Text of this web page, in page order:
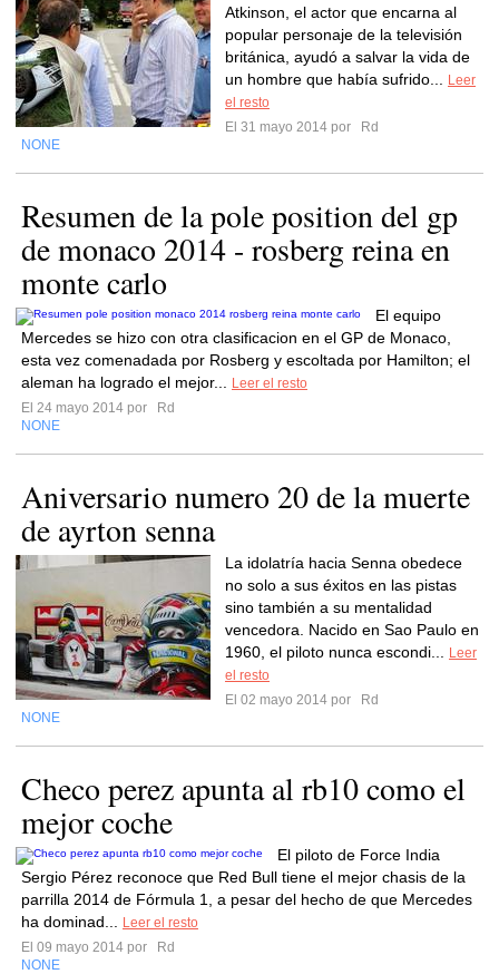
Atkinson, el actor que encarna al
popular personaje de la televisión
británica, ayudó a salvar la vida de
un hombre que había sufrido...
Leer
el resto
El 31 mayo 2014 por
Rd
NONE
Resumen de la pole position del gp
de monaco 2014 - rosberg reina en
monte carlo
El equipo
Mercedes se hizo con otra clasificacion en el GP de Monaco,
esta vez comenadada por Rosberg y escoltada por Hamilton; el
aleman ha logrado el mejor...
Leer el resto
El 24 mayo 2014 por
Rd
NONE
Aniversario numero 20 de la muerte
de ayrton senna
La idolatría hacia Senna obedece
no solo a sus éxitos en las pistas
sino también a su mentalidad
vencedora. Nacido en Sao Paulo en
1960, el piloto nunca escondi...
Leer
el resto
El 02 mayo 2014 por
Rd
NONE
Checo perez apunta al rb10 como el
mejor coche
El piloto de Force India
Sergio Pérez reconoce que Red Bull tiene el mejor chasis de la
parrilla 2014 de Fórmula 1, a pesar del hecho de que Mercedes
ha dominad...
Leer el resto
El 09 mayo 2014 por
Rd
NONE